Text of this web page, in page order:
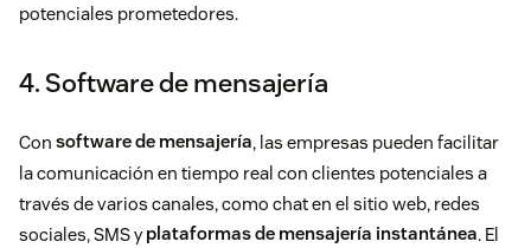
potenciales prometedores.
4. Software de mensajería
Con software de mensajería, las empresas pueden facilitar
la comunicación en tiempo real con clientes potenciales a
través de varios canales, como chat en el sitio web, redes
sociales, SMS yplataformas de mensajería instantánea. El